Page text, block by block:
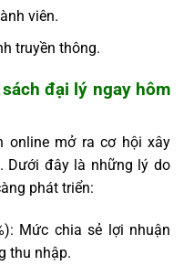
viên.
truyền thông.
đại lý ngay hôm
online mở ra cơ hội xây
Dưới đây là những lý do
phát triển:
Mức chia sẻ lợi nhuận
thu nhập.